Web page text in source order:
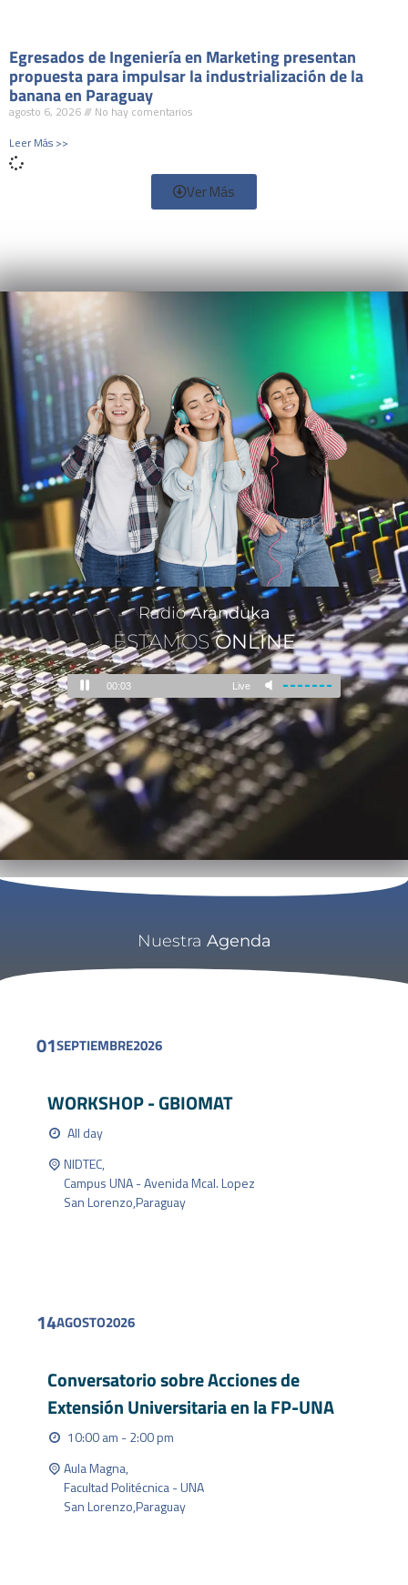
Egresados de Ingeniería en Marketing presentan
propuesta para impulsar la industrialización de la
banana en Paraguay
agosto 6, 2026
No hay comentarios
Leer Más >>
Ver Más
RadioAranduka
ESTAMOSONLINE
Nuestra Agenda
01SEPTIEMBRE2026
WORKSHOP - GBIOMAT
All day
NIDTEC,
Campus UNA - Avenida Mcal. Lopez
San Lorenzo,Paraguay
14AGOSTO2026
Conversatorio sobre Acciones de
Extensión Universitaria en la FP-UNA
10:00 am - 2:00 pm
Aula Magna,
Facultad Politécnica - UNA
San Lorenzo,Paraguay